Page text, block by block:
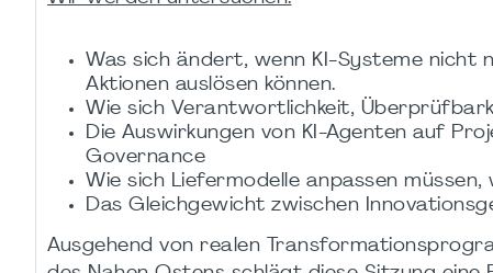
Was sich ändert, wenn KI-Systeme nicht
Aktionen auslösen können.
Wie sich Verantwortlichkeit,
Die Auswirkungen von KI-Agenten auf
Governance
Wie sich Liefermodelle anpassen
Das Gleichgewicht zwischen
Ausgehend von realen